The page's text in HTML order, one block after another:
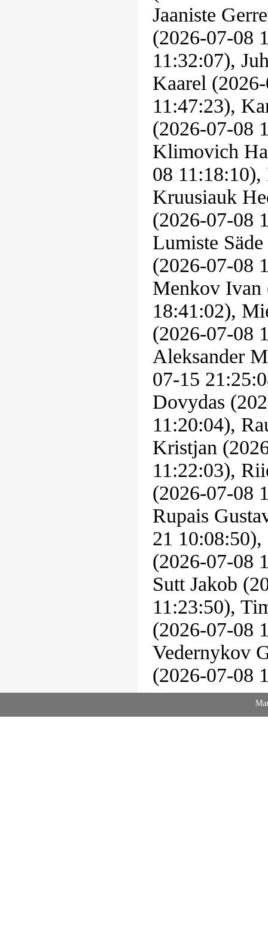
Jaaniste
(2026-07-08
11:32:07),
Kaarel
11:47:23),
(2026-07-08
Klimovich
08
Kruusiauk
(2026-07-08
Lumiste
(2026-07-08
Menkov Ivan
18:41:02),
(2026-07-08
Aleksander
07-15
Dovydas
11:20:04),
Kristjan
11:22:03),
(2026-07-08
Rupais
21
(2026-07-08
Sutt Jakob
11:23:50),
(2026-07-08
Vedernykov
(2026-07-08